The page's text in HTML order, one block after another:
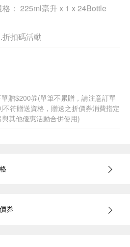
： 225ml毫升 x 1 x 24Bottle
扣碼活動
贈$200券(單筆不累贈，請注意訂單
符贈送資格，贈送之折價券消費指定
其他優惠活動合併使用)
券